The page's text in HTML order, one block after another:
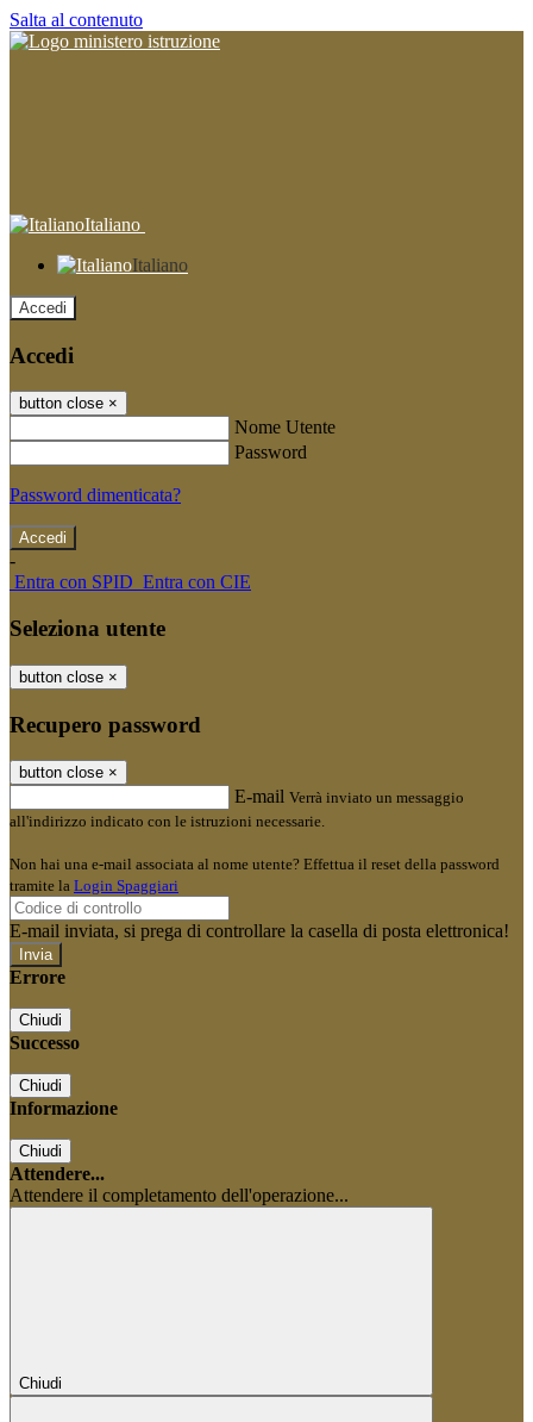
Salta al contenuto
Italiano
Italiano
Accedi
Accedi
button close ×
Nome Utente
Password
Password dimenticata?
-
Entra con SPID Entra con CIE
Seleziona utente
button close ×
Recupero password
button close ×
E-mail Verrà inviato un messaggio
all'indirizzo indicato con le istruzioni necessarie.
Non hai una e-mail associata al nome utente? Effettua il reset della password
tramite la Login Spaggiari
E-mail inviata, si prega di controllare la casella di posta elettronica!
Errore
Chiudi
Successo
Chiudi
Informazione
Chiudi
Attendere...
Attendere il completamento dell'operazione...
Chiudi